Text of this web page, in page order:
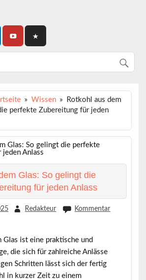
Wissen
Rotkohl aus dem
perfekte Zubereitung für jeden
Glas: So gelingt die
für jeden Anlass
Redakteur
Kommentar
Glas ist eine praktische und
die sich für zahlreiche Anlässe
Schritten lässt sich der fertig
in kurzer Zeit zu einem